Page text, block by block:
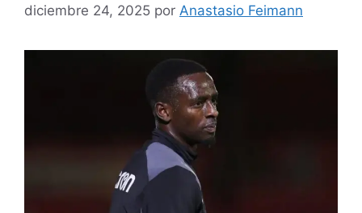
diciembre 24, 2025 por Anastasio Feimann